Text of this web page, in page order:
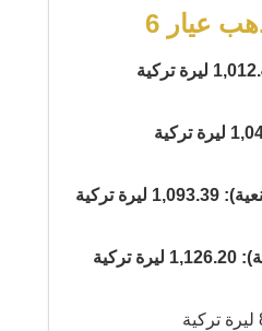
عيار 6
تركية